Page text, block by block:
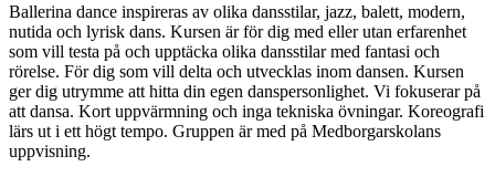
Ballerina dance inspireras av olika dansstilar, jazz, balett, modern,
nutida och lyrisk dans. Kursen är för dig med eller utan erfarenhet
som vill testa på och upptäcka olika dansstilar med fantasi och
rörelse. För dig som vill delta och utvecklas inom dansen. Kursen
ger dig utrymme att hitta din egen danspersonlighet. Vi fokuserar på
att dansa. Kort uppvärmning och inga tekniska övningar. Koreografi
lärs ut i ett högt tempo. Gruppen är med på Medborgarskolans
uppvisning.